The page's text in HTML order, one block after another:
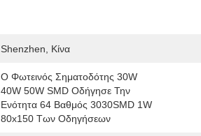
Shenzhen, Κίνα
Ο Φωτεινός Σηματοδότης 30W
40W 50W SMD Οδήγησε Την
Ενότητα 64 Βαθμός 3030SMD 1W
80x150 Των Οδηγήσεων